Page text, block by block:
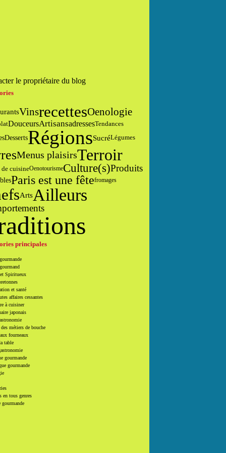
le propriétaire du blog
VinsrecettesOenologie
DouceursArtisansadressesTendances
DessertsRégionsSucréLégumes
Menus plaisirsTerroir
cuisineOenotourismeCulture(s)Produits
Paris est une fêtefromages
ArtsAilleurs
principales
Spiritueux
et santé
affaires cessantes
à cuisiner
japonais
métiers de bouche
fourneaux
table
gourmande
gourmande
en tous genres
gourmande